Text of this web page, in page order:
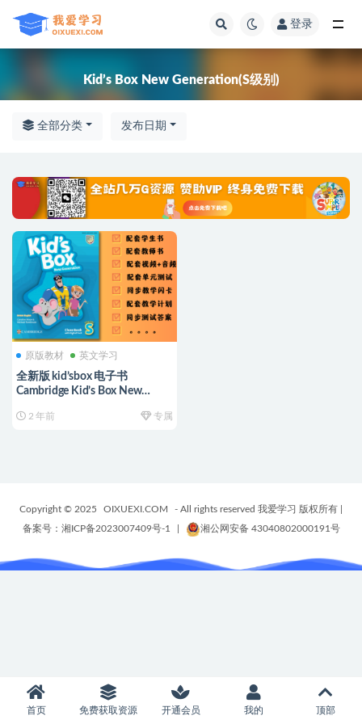
登录
Kid’s Box New Generation(S级别)
全部分类 发布日期
原版教材 英文学习
全新版 kid’sbox 电子书
Cambridge Kid’s Box New
+音频+闪卡+教学计划+测试等~
2 年前 专属
Copyright © 2025 OIXUEXI.COM - All rights reserved 我爱学习 版权所有
备案号：湘ICP备2023007409号-1
湘公网安备 43040802000191号
首页 免费获取资源 开通会员 我的 顶部